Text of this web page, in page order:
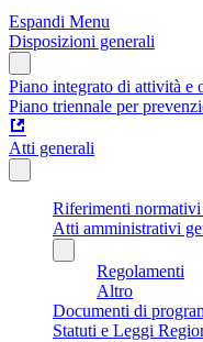
Espandi Menu
Disposizioni generali
Piano integrato di attività e
Piano triennale per
Atti generali
Riferimenti normativi
Atti amministrativi
Regolamenti
Altro
Documenti di
Statuti e Leggi